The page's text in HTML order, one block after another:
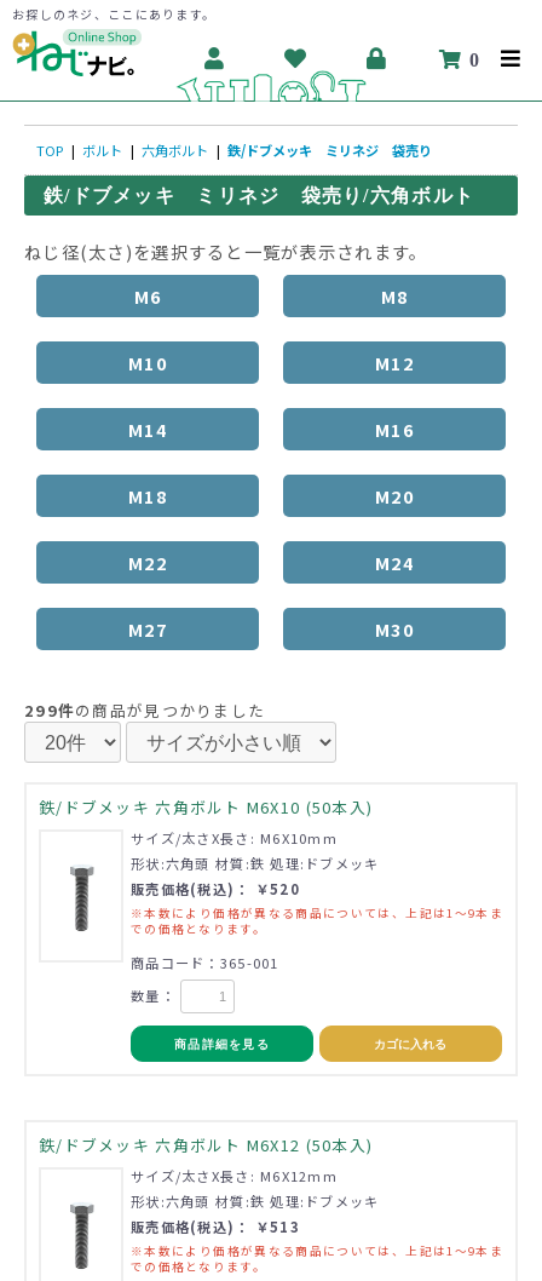
お探しのネジ、ここにあります。
0
TOP | ボルト | 六角ボルト | 鉄/ドブメッキ ミリネジ 袋売り
鉄/ドブメッキ ミリネジ 袋売り/六角ボルト
ねじ径(太さ)を選択すると一覧が表示されます。
M6
M8
M10 M12
M14 M16
M18 M20
M22 M24
M27 M30
299件の商品が見つかりました
鉄/ドブメッキ 六角ボルト M6X10 (50本入)
サイズ/太さX長さ: M6X10mm
形状:六角頭 材質:鉄 処理:ドブメッキ
販売価格(税込)： ￥520
※本数により価格が異なる商品については、上記は1～9本ま
での価格となります。
商品コード：365-001
数量：
商品詳細を見る カゴに入れる
鉄/ドブメッキ 六角ボルト M6X12 (50本入)
サイズ/太さX長さ: M6X12mm
形状:六角頭 材質:鉄 処理:ドブメッキ
販売価格(税込)： ￥513
※本数により価格が異なる商品については、上記は1～9本ま
での価格となります。